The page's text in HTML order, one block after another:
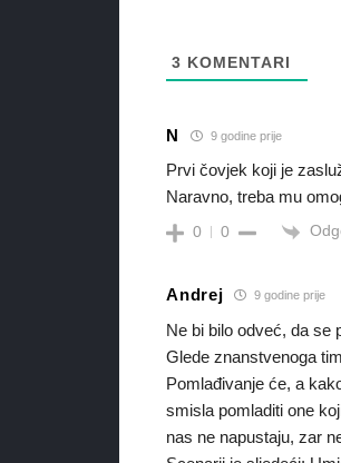
3 KOMENTARI
N 9 godine prije
Prvi čovjek koji je
Naravno, treba mu
0 0
Andrej 9 godine prije
Ne bi bilo odveć, da se
Glede znanstvenoga
Pomlađivanje će, a
smisla pomladiti one
nas ne napustaju, zar